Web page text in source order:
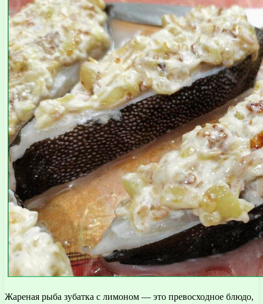
Жареная рыба зубатка с лимоном — это превосходное блюдо,